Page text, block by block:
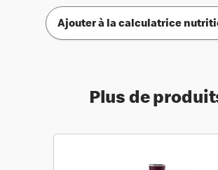
Ajouter à la calculatrice
Plus de